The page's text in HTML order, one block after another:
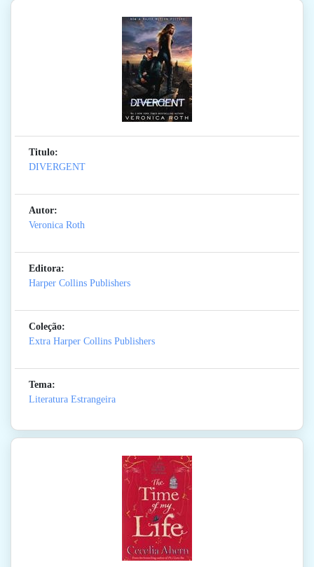
Titulo:
DIVERGENT
Autor:
Veronica Roth
Editora:
Harper Collins Publishers
Coleção:
Extra Harper Collins Publishers
Tema:
Literatura Estrangeira